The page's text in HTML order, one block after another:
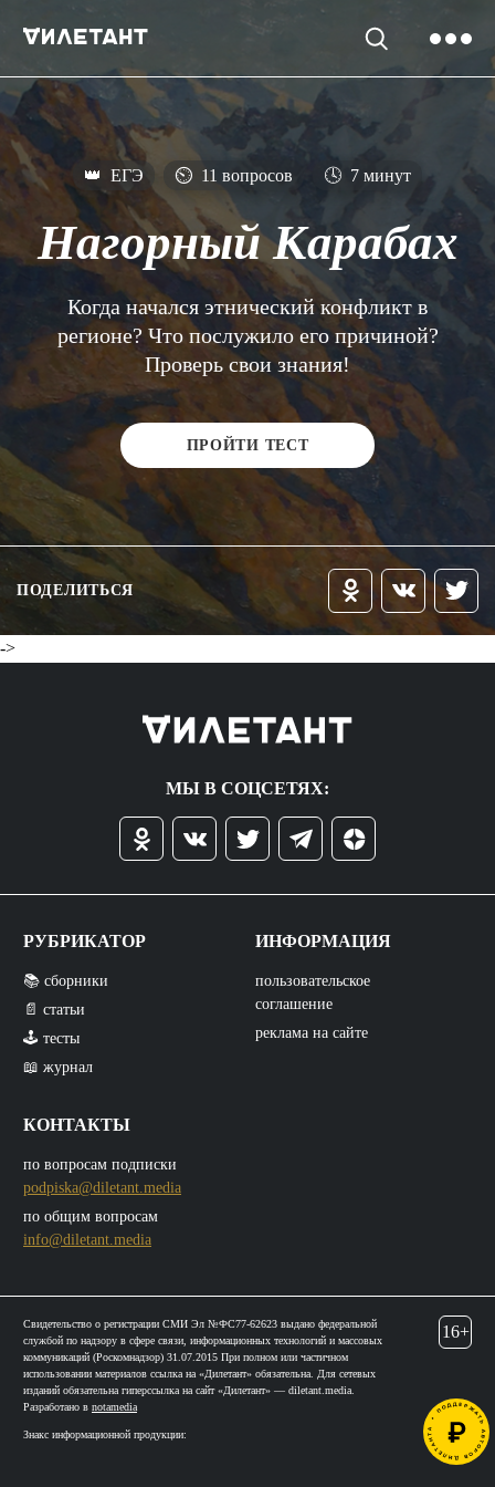
👑 ЕГЭ ⏲ 11 вопросов 🕓 7 минут
Нагорный Карабах
Когда начался этнический конфликт в
регионе? Что послужило его причиной?
Проверь свои знания!
ПРОЙТИ ТЕСТ
ПОДЕЛИТЬСЯ
->
МЫ В СОЦСЕТЯХ:
РУБРИКАТОР
📚 сборники
📄 статьи
🕹️ тесты
📖 журнал
КОНТАКТЫ
по вопросам подписки
podpiska@diletant.media
по общим вопросам
info@diletant.media
ИНФОРМАЦИЯ
пользовательское
соглашение
реклама на сайте
Свидетельство о регистрации СМИ Эл №ФС77-62623 выдано федеральной
службой по надзору в сфере связи, информационных технологий и массовых
коммуникаций (Роскомнадзор) 31.07.2015 При полном или частичном
использовании материалов ссылка на «Дилетант» обязательна. Для сетевых
изданий обязательна гиперссылка на сайт «Дилетант» — diletant.media.
Разработано в notamedia
Знакс информационной продукции:
16+